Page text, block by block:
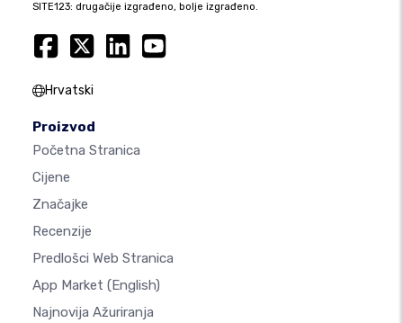
SITE123: drugačije izgrađeno, bolje izgrađeno.
Hrvatski
Proizvod
Početna Stranica
Cijene
Značajke
Recenzije
Predlošci Web Stranica
App Market (English)
Najnovija Ažuriranja